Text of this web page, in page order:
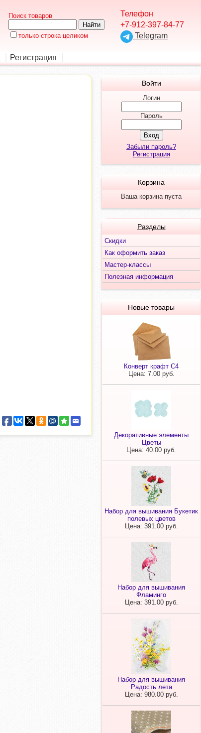
Поиск товаров
только строка целиком
Телефон
+7-912-397-84-77
Telegram
Регистрация
Войти
Логин
Пароль
Забыли пароль?
Регистрация
Корзина
Ваша корзина пуста
Разделы
Скидки
Как оформить заказ
Мастер-классы
Полезная информация
Новые товары
Конверт крафт С4
Цена: 7.00 руб.
Декоративные элементы
Цветы
Цена: 40.00 руб.
Набор для вышивания Букетик
полевых цветов
Цена: 391.00 руб.
Набор для вышивания
Фламинго
Цена: 391.00 руб.
Набор для вышивания
Радость лета
Цена: 980.00 руб.